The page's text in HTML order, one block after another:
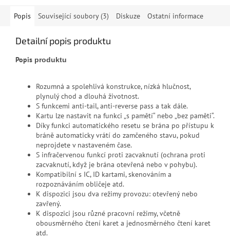
Popis Související soubory (3) Diskuze Ostatní informace
Detailní popis produktu
Popis produktu
Rozumná a spolehlivá konstrukce, nízká hlučnost,
plynulý chod a dlouhá životnost.
S funkcemi anti-tail, anti-reverse pass a tak dále.
Kartu lze nastavit na funkci „s pamětí“ nebo „bez paměti“.
Díky funkci automatického resetu se brána po přístupu k
bráně automaticky vrátí do zamčeného stavu, pokud
neprojdete v nastaveném čase.
S infračervenou funkcí proti zacvaknutí (ochrana proti
zacvaknutí, když je brána otevřená nebo v pohybu).
Kompatibilní s IC, ID kartami, skenováním a
rozpoznáváním obličeje atd.
K dispozici jsou dva režimy provozu: otevřený nebo
zavřený.
K dispozici jsou různé pracovní režimy, včetně
obousměrného čtení karet a jednosměrného čtení karet
atd.